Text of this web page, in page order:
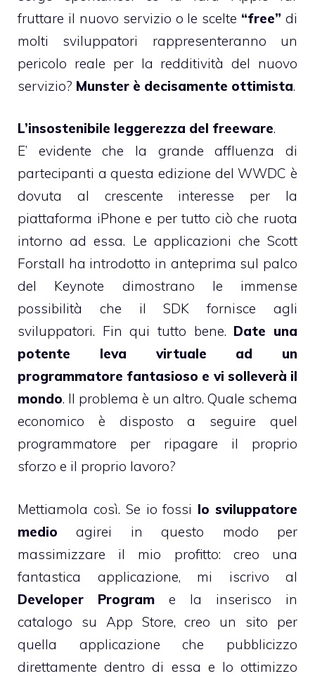
fruttare il nuovo servizio o le scelte “free” di
molti sviluppatori rappresenteranno un
pericolo reale per la redditività del nuovo
servizio? Munster è decisamente ottimista.
L’insostenibile leggerezza del freeware.
E’ evidente che la grande affluenza di
partecipanti a questa edizione del WWDC è
dovuta al crescente interesse per la
piattaforma iPhone e per tutto ciò che ruota
intorno ad essa. Le applicazioni che Scott
Forstall ha introdotto in anteprima sul palco
del Keynote dimostrano le immense
possibilità che il SDK fornisce agli
sviluppatori. Fin qui tutto bene. Date una
potente leva virtuale ad un
programmatore fantasioso e vi solleverà il
mondo. Il problema è un altro. Quale schema
economico è disposto a seguire quel
programmatore per ripagare il proprio
sforzo e il proprio lavoro?
Mettiamola così. Se io fossi lo sviluppatore
medio agirei in questo modo per
massimizzare il mio profitto: creo una
fantastica applicazione, mi iscrivo al
Developer Program e la inserisco in
catalogo su App Store, creo un sito per
quella applicazione che pubblicizzo
direttamente dentro di essa e lo ottimizzo